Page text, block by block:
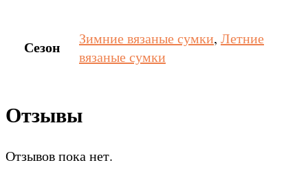
Сезон Зимние вязаные сумки, Летние
вязаные сумки
Отзывы
Отзывов пока нет.